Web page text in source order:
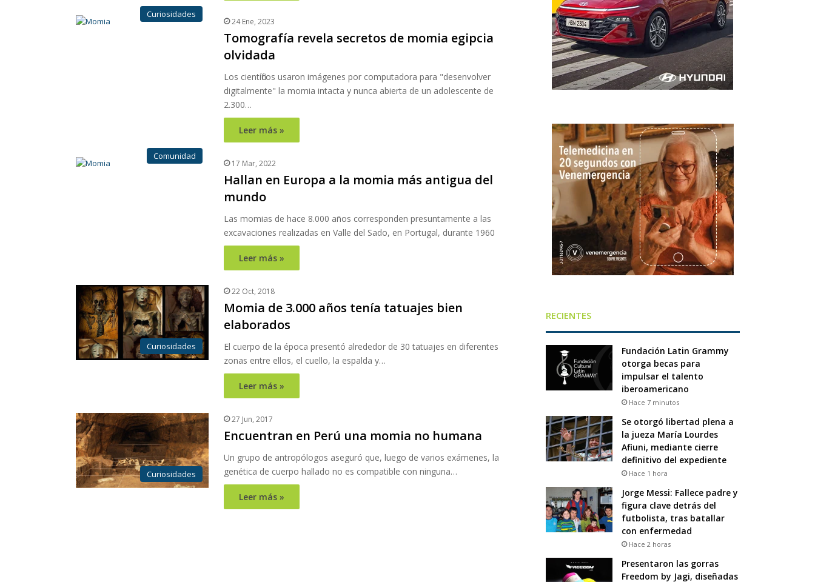
Curiosidades
24 Ene, 2023
Tomografía revela secretos de momia egipcia
olvidada
Los científicos usaron imágenes por computadora para "desenvolver
digitalmente" la momia intacta y nunca abierta de un adolescente de
2.300…
Leer más »
Comunidad
17 Mar, 2022
Hallan en Europa a la momia más antigua del
mundo
Las momias de hace 8.000 años corresponden presuntamente a las
excavaciones realizadas en Valle del Sado, en Portugal, durante 1960
Leer más »
Curiosidades
22 Oct, 2018
Momia de 3.000 años tenía tatuajes bien
elaborados
El cuerpo de la época presentó alrededor de 30 tatuajes en diferentes
zonas entre ellos, el cuello, la espalda y…
Leer más »
Curiosidades
27 Jun, 2017
Encuentran en Perú una momia no humana
Un grupo de antropólogos aseguró que, luego de varios exámenes, la
genética de cuerpo hallado no es compatible con ninguna…
Leer más »
RECIENTES
Fundación Latin Grammy
otorga becas para
impulsar el talento
iberoamericano
Hace 7 minutos
Se otorgó libertad plena a
la jueza María Lourdes
Afiuni, mediante cierre
definitivo del expediente
Hace 1 hora
Jorge Messi: Fallece padre y
figura clave detrás del
futbolista, tras batallar
con enfermedad
Hace 2 horas
Presentaron las gorras
Freedom by Jagi, diseñadas